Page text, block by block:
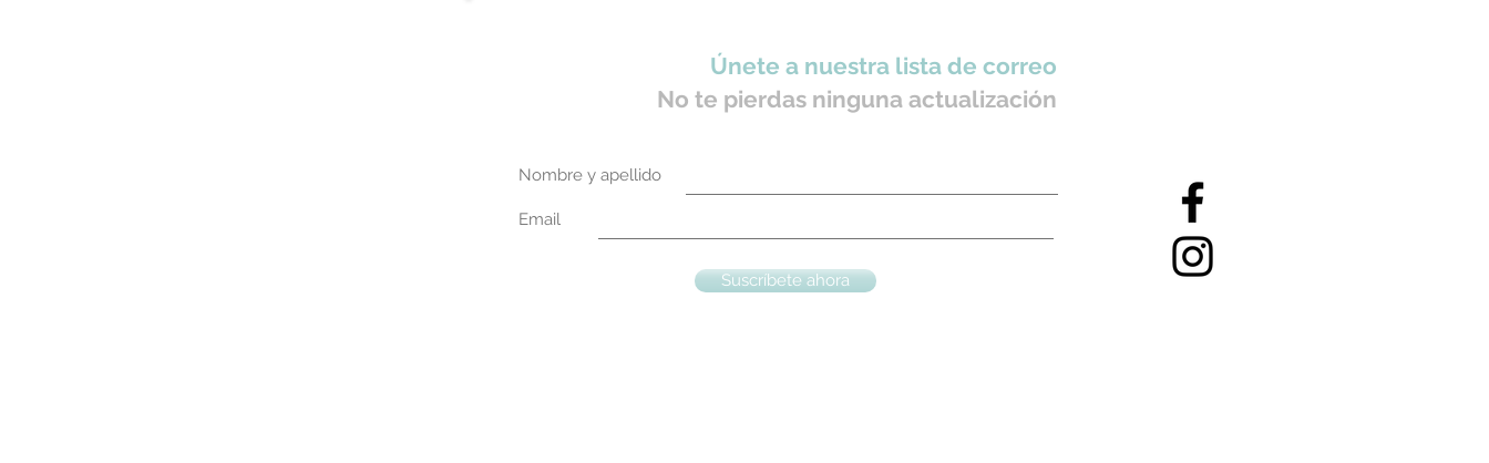
Únete a nuestra lista de correo
No te pierdas ninguna actualización
Nombre y apellido
Email
Suscríbete ahora